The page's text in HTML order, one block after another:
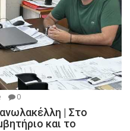
0
| Στο
και το